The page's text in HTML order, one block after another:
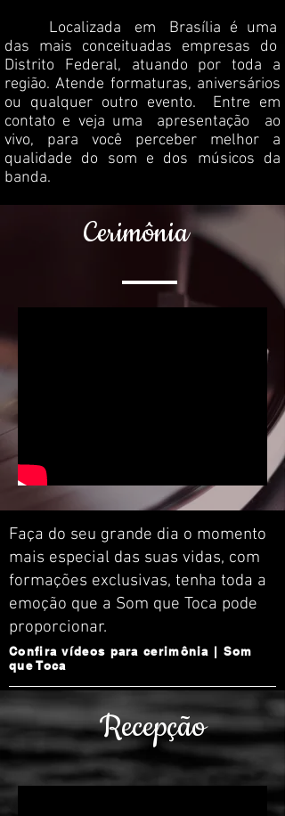
Localizada em Brasília é uma
das mais conceituadas empresas do
Distrito Federal, atuando por toda a
região. Atende formaturas, aniversários
ou qualquer outro evento. Entre em
contato e veja uma apresentação ao
vivo, para você perceber melhor a
qualidade do som e dos músicos da
banda.
Cerimônia
Faça do seu grande dia o momento
mais especial das suas vidas, com
formações exclusivas, tenha toda a
emoção que a Som que Toca pode
proporcionar.
Confira vídeos para cerimônia | Som
que Toca
Recepção